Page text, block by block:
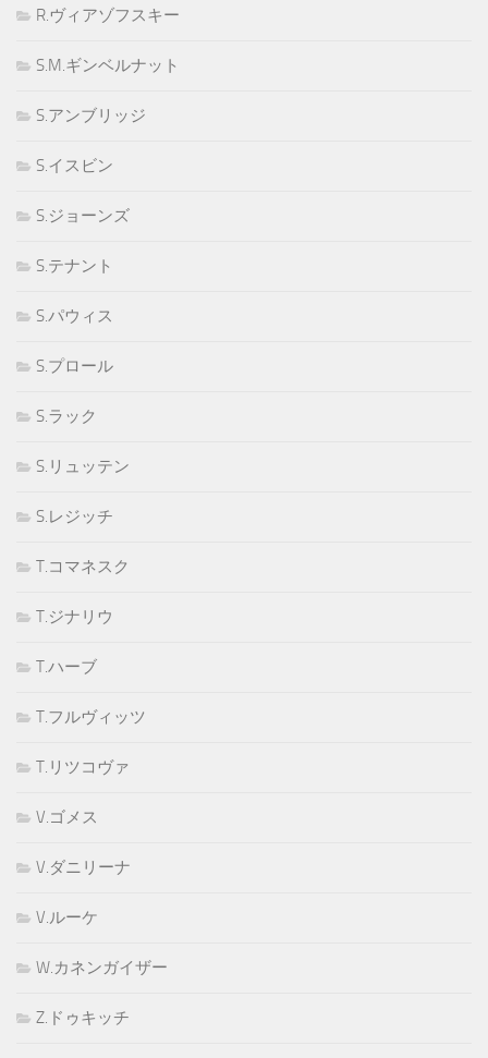
R.ヴィアゾフスキー
S.M.ギンベルナット
S.アンブリッジ
S.イスビン
S.ジョーンズ
S.テナント
S.パウィス
S.プロール
S.ラック
S.リュッテン
S.レジッチ
T.コマネスク
T.ジナリウ
T.ハーブ
T.フルヴィッツ
T.リツコヴァ
V.ゴメス
V.ダニリーナ
V.ルーケ
W.カネンガイザー
Z.ドゥキッチ